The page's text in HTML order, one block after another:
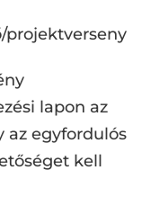
lapon az
az egyfordulós
kell